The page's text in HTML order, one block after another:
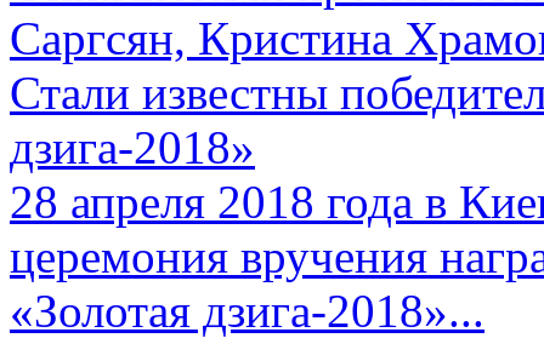
Саргсян, Кристина
Стали известны
дзига-2018»
28 апреля 2018 года в
церемония вручения
«Золотая дзига-2018»...